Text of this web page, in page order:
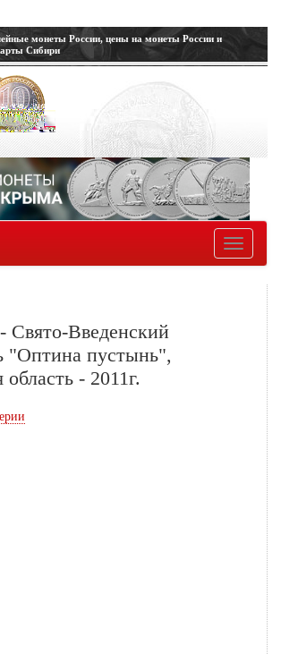
монеты России, цены на монеты России и
Сибири
Toggle
Свято-Введенский
"Оптина пустынь",
- 2011г.